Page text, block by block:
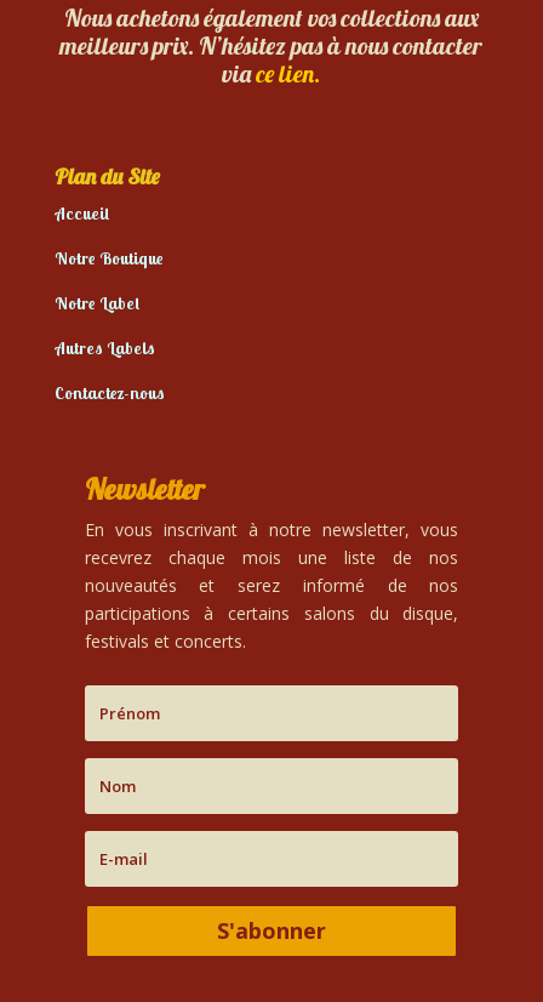
Nous achetons également vos collections aux
meilleurs prix. N’hésitez pas à nous contacter
viace lien.
Plan du Site
Accueil
Notre Boutique
Notre Label
Autres Labels
Contactez-nous
Newsletter
En vous inscrivant à notre newsletter, vous
recevrez chaque mois une liste de nos
nouveautés et serez informé de nos
participations à certains salons du disque,
festivals et concerts.
S'abonner